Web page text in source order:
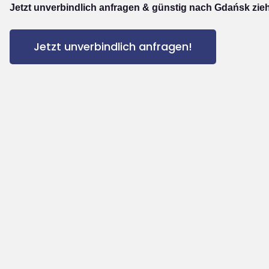
Jetzt unverbindlich anfragen & günstig nach Gdańsk
Jetzt unverbindlich anfragen!